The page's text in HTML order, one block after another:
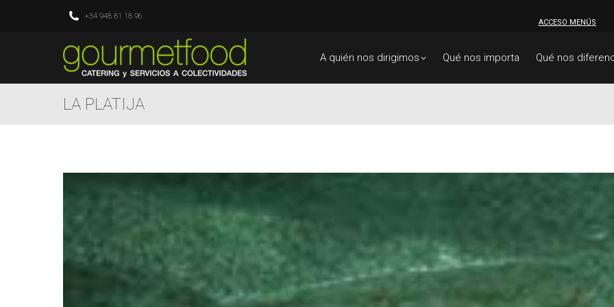
+34 948 81 18 96
ACCESO MENÚS
A quién nos dirigimos Qué nos importa Qué nos
LA PLATIJA